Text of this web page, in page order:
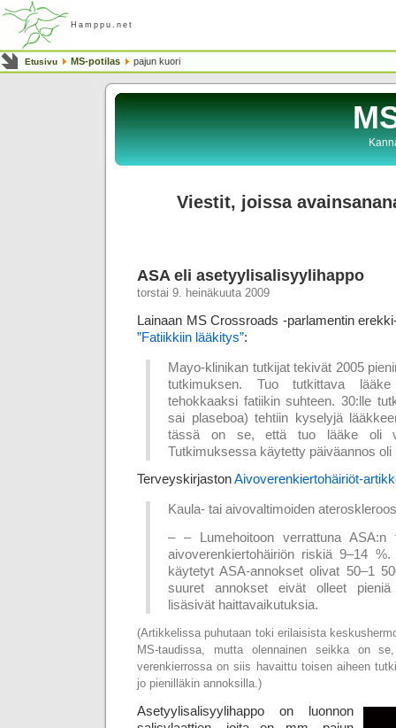
Hamppu.net
Etusivu MS-potilas pajun kuori
Viestit, joissa
ASA eli asetyylisalisyylihappo
torstai 9. heinäkuuta 2009
Lainaan MS Crossroads -parlamentin
”Fatiikkiin lääkitys”:
Mayo-klinikan tutkijat tekivät 2005
tutkimuksen. Tuo tutkittava
tehokkaaksi fatiikin suhteen. 30:lle
sai plaseboa) tehtiin kyselyjä
tässä on se, että tuo lääke oli
Tutkimuksessa käytetty päiväannos oli
TerveyskirjastonAivoverenkiertohäiriöt-
Kaula- tai aivovaltimoiden
– – Lumehoitoon verrattuna ASA:n
aivoverenkiertohäiriön riskiä 9–14
käytetyt ASA-annokset olivat 50–1
suuret annokset eivät olleet pieniä
lisäsivät haittavaikutuksia.
(Artikkelissa puhutaan toki erilaisista
MS-taudissa, mutta olennainen seikka on
verenkierrossa on siis havaittu toisen aiheen
jo pienilläkin annoksilla.)
Asetyylisalisyylihappo on luonnon